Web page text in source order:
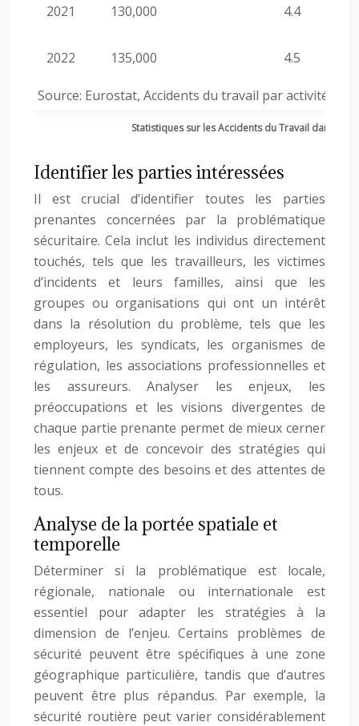
Statistiques sur les Accidents du Travail dans le
2021 130,000 4.4
2022 135,000 4.5
Source: Eurostat, Accidents du travail par activité
Identifier les parties intéressées
Il est crucial d’identifier toutes les parties
prenantes concernées par la problématique
sécuritaire. Cela inclut les individus directement
touchés, tels que les travailleurs, les victimes
d’incidents et leurs familles, ainsi que les
groupes ou organisations qui ont un intérêt
dans la résolution du problème, tels que les
employeurs, les syndicats, les organismes de
régulation, les associations professionnelles et
les assureurs. Analyser les enjeux, les
préoccupations et les visions divergentes de
chaque partie prenante permet de mieux cerner
les enjeux et de concevoir des stratégies qui
tiennent compte des besoins et des attentes de
tous.
Analyse de la portée spatiale et
temporelle
Déterminer si la problématique est locale,
régionale, nationale ou internationale est
essentiel pour adapter les stratégies à la
dimension de l’enjeu. Certains problèmes de
sécurité peuvent être spécifiques à une zone
géographique particulière, tandis que d’autres
peuvent être plus répandus. Par exemple, la
sécurité routière peut varier considérablement